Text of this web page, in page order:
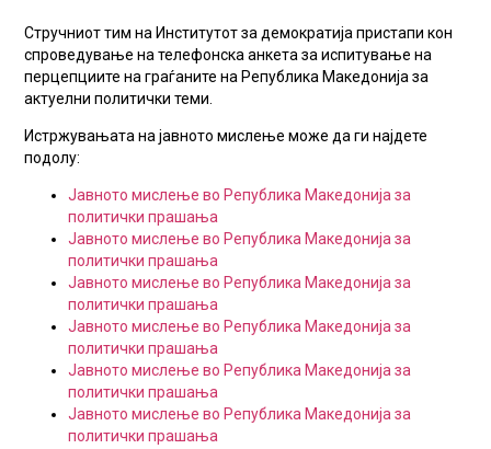
Стручниот тим на Институтот за демократија пристапи кон
спроведување на телефонска анкета за испитување на
перцепциите на граѓаните на Република Македонија за
актуелни политички теми.
Истржувањата на јавното мислење може да ги најдете
подолу:
Јавното мислење во Република Македонија за
политички прашања
Јавното мислење во Република Македонија за
политички прашања
Јавното мислење во Република Македонија за
политички прашања
Јавното мислење во Република Македонија за
политички прашања
Јавното мислење во Република Македонија за
политички прашања
Јавното мислење во Република Македонија за
политички прашања